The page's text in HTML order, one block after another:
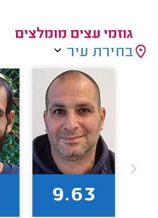
גוזמי עצים מומלצים
בחירת עיר
9.63